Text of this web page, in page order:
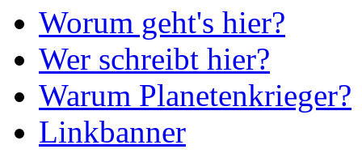
Worum geht's hier?
Wer schreibt hier?
Warum Planetenkrieger?
Linkbanner